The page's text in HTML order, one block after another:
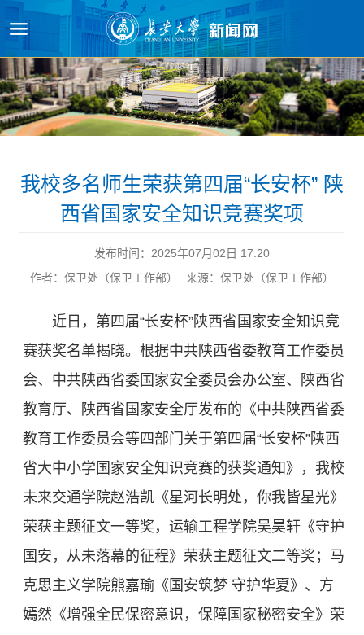
我校多名师生荣获第四届“长安杯” 陕
西省国家安全知识竞赛奖项
发布时间：2025年07月02日 17:20
作者：保卫处（保卫工作部）
来源：保卫处（保卫工作部）
近日，第四届“长安杯”陕西省国家安全知识竞
赛获奖名单揭晓。根据中共陕西省委教育工作委员
会、中共陕西省委国家安全委员会办公室、陕西省
教育厅、陕西省国家安全厅发布的《中共陕西省委
教育工作委员会等四部门关于第四届“长安杯”陕西
省大中小学国家安全知识竞赛的获奖通知》，我校
未来交通学院赵浩凯《星河长明处，你我皆星光》
荣获主题征文一等奖，运输工程学院吴昊轩《守护
国安，从未落幕的征程》荣获主题征文二等奖；马
克思主义学院熊嘉瑜《国安筑梦 守护华夏》、方
嫣然《增强全民保密意识，保障国家秘密安全》荣